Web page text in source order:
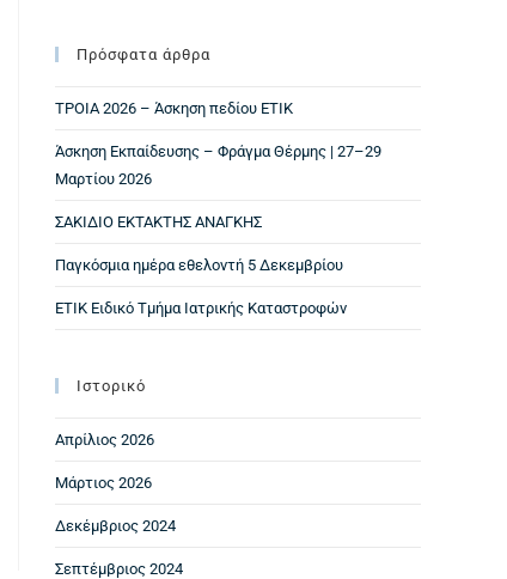
Πρόσφατα άρθρα
ΤΡΟΙΑ 2026 – Άσκηση πεδίου ΕΤΙΚ
Άσκηση Εκπαίδευσης – Φράγμα Θέρμης | 27–29
Μαρτίου 2026
ΣΑΚΙΔΙΟ ΕΚΤΑΚΤΗΣ ΑΝΑΓΚΗΣ
Παγκόσμια ημέρα εθελοντή 5 Δεκεμβρίου
ΕΤΙΚ Ειδικό Τμήμα Ιατρικής Καταστροφών
Ιστορικό
Απρίλιος 2026
Μάρτιος 2026
Δεκέμβριος 2024
Σεπτέμβριος 2024